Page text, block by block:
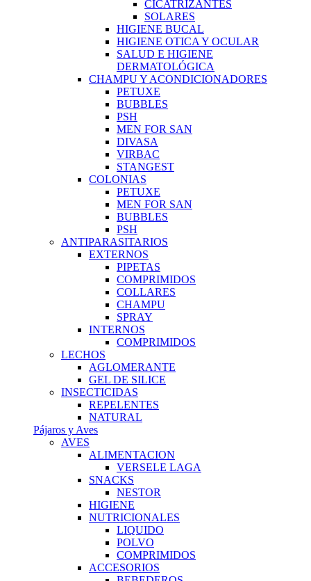
CICATRIZANTES
SOLARES
HIGIENE BUCAL
HIGIENE OTICA Y OCULAR
SALUD E HIGIENE
DERMATOLÓGICA
CHAMPU Y ACONDICIONADORES
PETUXE
BUBBLES
PSH
MEN FOR SAN
DIVASA
VIRBAC
STANGEST
COLONIAS
PETUXE
MEN FOR SAN
BUBBLES
PSH
ANTIPARASITARIOS
EXTERNOS
PIPETAS
COMPRIMIDOS
COLLARES
CHAMPU
SPRAY
INTERNOS
COMPRIMIDOS
LECHOS
AGLOMERANTE
GEL DE SILICE
INSECTICIDAS
REPELENTES
NATURAL
Pájaros y Aves
AVES
ALIMENTACION
VERSELE LAGA
SNACKS
NESTOR
HIGIENE
NUTRICIONALES
LIQUIDO
POLVO
COMPRIMIDOS
ACCESORIOS